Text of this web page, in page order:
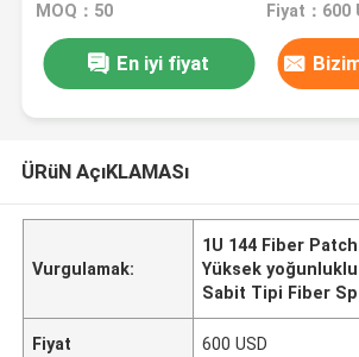
MOQ：50 Fiyat：600
En iyi fiyat
ÜRüN AçıKLAMASı
Vurgulamak:
1U 144 Fiber
Yüksek
Sabit Tipi Fiber
Fiyat 600 USD